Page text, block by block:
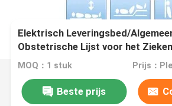
Elektrisch Leveringsbed/
Obstetrische Lijst voor het
Gynaecologiestoel
MOQ：1 stuk
Beste prijs